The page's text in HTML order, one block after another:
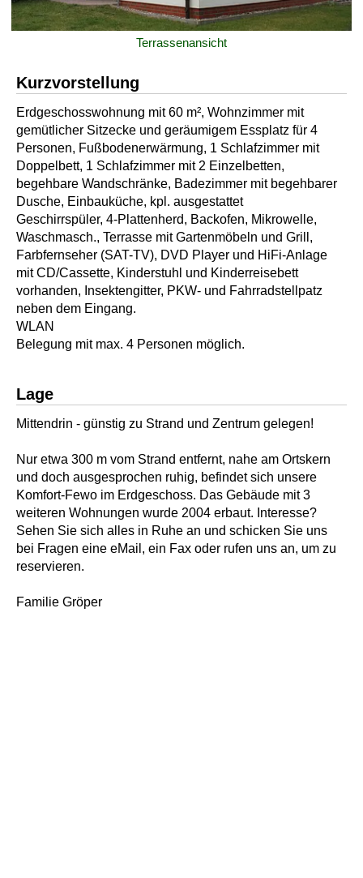
Terrassenansicht
Kurzvorstellung
Erdgeschosswohnung mit 60 m², Wohnzimmer mit
gemütlicher Sitzecke und geräumigem Essplatz für 4
Personen, Fußbodenerwärmung, 1 Schlafzimmer mit
Doppelbett, 1 Schlafzimmer mit 2 Einzelbetten,
begehbare Wandschränke, Badezimmer mit begehbarer
Dusche, Einbauküche, kpl. ausgestattet
Geschirrspüler, 4-Plattenherd, Backofen, Mikrowelle,
Waschmasch., Terrasse mit Gartenmöbeln und Grill,
Farbfernseher (SAT-TV), DVD Player und HiFi-Anlage
mit CD/Cassette, Kinderstuhl und Kinderreisebett
vorhanden, Insektengitter, PKW- und Fahrradstellpatz
neben dem Eingang.
WLAN
Belegung mit max. 4 Personen möglich.
Lage
Mittendrin - günstig zu Strand und Zentrum gelegen!
Nur etwa 300 m vom Strand entfernt, nahe am Ortskern
und doch ausgesprochen ruhig, befindet sich unsere
Komfort-Fewo im Erdgeschoss. Das Gebäude mit 3
weiteren Wohnungen wurde 2004 erbaut. Interesse?
Sehen Sie sich alles in Ruhe an und schicken Sie uns
bei Fragen eine eMail, ein Fax oder rufen uns an, um zu
reservieren.
Familie Gröper